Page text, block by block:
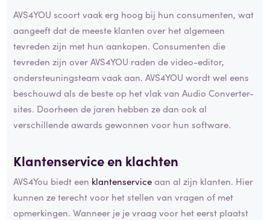
AVS4YOU scoort vaak erg hoog bij hun consumenten, wat
aangeeft dat de meeste klanten over het algemeen
tevreden zijn met hun aankopen. Consumenten die
tevreden zijn over AVS4YOU raden de video-editor,
ondersteuningsteam vaak aan. AVS4YOU wordt wel eens
beschouwd als de beste op het vlak van Audio Converter-
sites. Doorheen de jaren hebben ze dan ook al
verschillende awards gewonnen voor hun software.
Klantenservice en klachten
AVS4You biedt een klantenserviceaan al zijn klanten. Hier
kunnen ze terecht voor het stellen van vragen of met
opmerkingen. Wanneer je je vraag voor het eerst plaatst